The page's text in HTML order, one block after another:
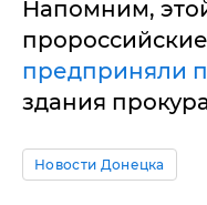
Напомним,
предприняли
здания
Новости Донецка